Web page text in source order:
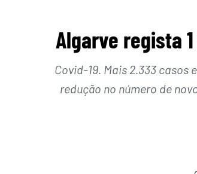
Algarve regista
Covid-19. Mais 2.333 casos
redução no número de